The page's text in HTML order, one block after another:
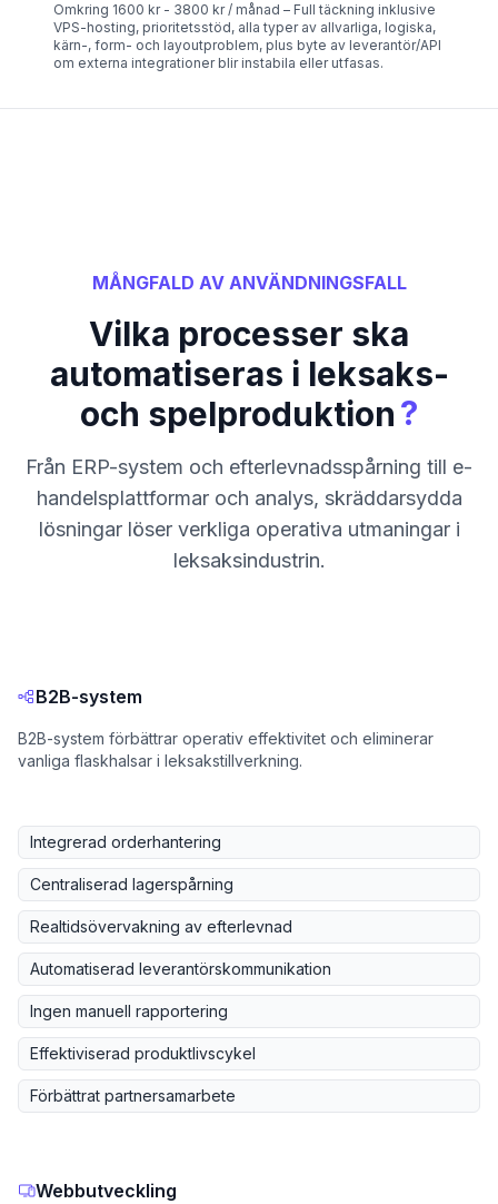
Omkring 1600 kr - 3800 kr / månad – Full täckning inklusive
VPS-hosting, prioritetsstöd, alla typer av allvarliga, logiska,
kärn-, form- och layoutproblem, plus byte av leverantör/API
om externa integrationer blir instabila eller utfasas.
MÅNGFALD AV ANVÄNDNINGSFALL
Vilka processer ska
automatiseras i leksaks-
och spelproduktion?
Från ERP-system och efterlevnadsspårning till e-
handelsplattformar och analys, skräddarsydda
lösningar löser verkliga operativa utmaningar i
leksaksindustrin.
B2B-system
B2B-system förbättrar operativ effektivitet och eliminerar
vanliga flaskhalsar i leksakstillverkning.
Integrerad orderhantering
Centraliserad lagerspårning
Realtidsövervakning av efterlevnad
Automatiserad leverantörskommunikation
Ingen manuell rapportering
Effektiviserad produktlivscykel
Förbättrat partnersamarbete
Webbutveckling